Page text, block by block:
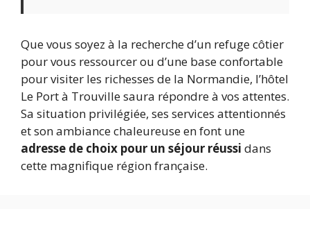
Que vous soyez à la recherche d’un refuge côtier
pour vous ressourcer ou d’une base confortable
pour visiter les richesses de la Normandie, l’hôtel
Le Port à Trouville saura répondre à vos attentes.
Sa situation privilégiée, ses services attentionnés
et son ambiance chaleureuse en font une
adresse de choix pour un séjour réussi dans
cette magnifique région française.